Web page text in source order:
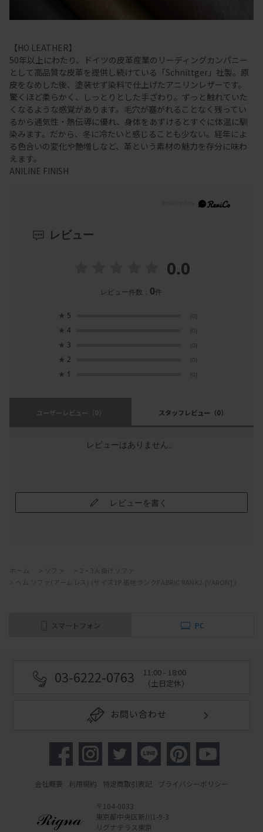
【HO LEATHER】
50年以上にわたり、ドイツの皮革産業のリーディングカンパニー
として高品質な皮革を提供し続けている「Schnittger」社製。原
皮をなめした後、塗装せず染料で仕上げたアニリンレザーです。
驚くほど柔らかく、しっとりとした手ざわり。ずっと触れていた
くなるような感覚があります。毛穴が塞がれることなく残ってい
るから通気性・熱伝導に優れ、身体をあずけるとすぐに体温に馴
染みます。だから、冬に冷たいと感じることも少ない。経年によ
る色合いの変化や艶増しなど、革という素材の魅力を存分に味わ
えます。
ANILINE FINISH
レビュー
0.0
レビュー件数： 0件
★ 5 (0)
★ 4 (0)
★ 3 (0)
★ 2 (0)
★ 1 (0)
ユーザーレビュー （0） スタッフレビュー （0）
レビューはありません。
レビューを書く
ホーム ソファ
2・3人掛けソファ
ヘム ソファ(アームレス) (サイズ1P 張地ランクFABRIC RANK2 [VARON] )
スマートフォン PC
03-6222-0763
11:00 - 18:00
（土日定休）
お問い合わせ
会社概要 利用規約 特定商取引表記 プライバシーポリシー
〒104-0033
東京都中央区新川1-9-3
リグナテラス東京